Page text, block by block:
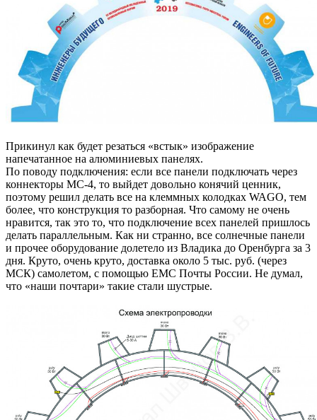
Прикинул как будет резаться «встык» изображение
напечатанное на алюминиевых панелях.
По поводу подключения: если все панели подключать через
коннекторы МС-4, то выйдет довольно конячий ценник,
поэтому решил делать все на клеммных колодках WAGO, тем
более, что конструкция то разборная. Что самому не очень
нравится, так это то, что подключение всех панелей пришлось
делать параллельным. Как ни странно, все солнечные панели
и прочее оборудование долетело из Владика до Оренбурга за 3
дня. Круто, очень круто, доставка около 5 тыс. руб. (через
МСК) самолетом, с помощью ЕМС Почты России. Не думал,
что «наши почтари» такие стали шустрые.